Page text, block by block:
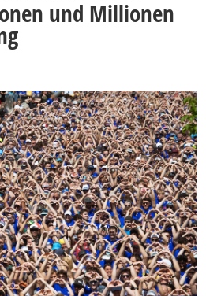
und Millionen